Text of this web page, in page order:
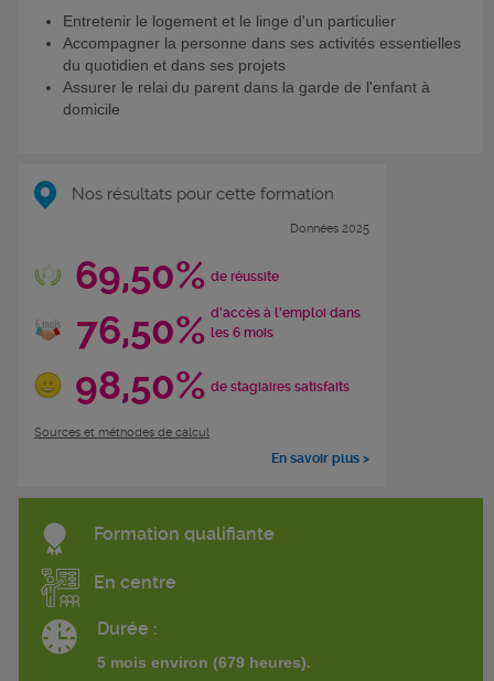
Entretenir le logement et le linge d'un particulier
Accompagner la personne dans ses activités essentielles
du quotidien et dans ses projets
Assurer le relai du parent dans la garde de l'enfant à
domicile
Nos résultats pour cette formation
Données 2025
69,50% de réussite
76,50% d'accès à l'emploi dans
les 6 mois
98,50% de stagiaires satisfaits
Sources et méthodes de calcul
En savoir plus >
Formation qualifiante
En centre
Durée :
5 mois environ (679 heures).